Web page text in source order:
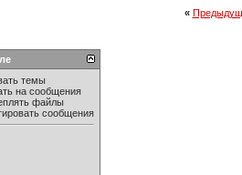
«
темы
на сообщения
файлы
сообщения